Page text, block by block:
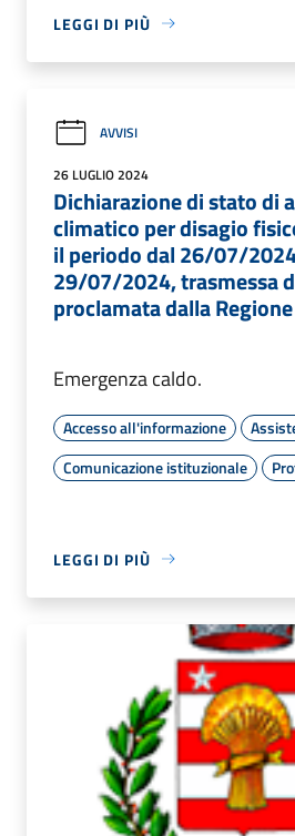
LEGGI DI PIÙ
AVVISI
26 LUGLIO 2024
Dichiarazione di stato di
climatico per disagio
il periodo dal 26/07/
29/07/2024, trasmessa
proclamata dalla
Emergenza caldo.
Accesso all'informazione
Comunicazione istituzionale
LEGGI DI PIÙ